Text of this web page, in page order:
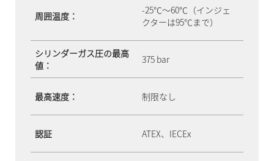
周囲温度：
-25℃～60℃（インジェ
クターは95℃まで）
シリンダーガス圧の最高
値：
375 bar
最高速度： 制限なし
認証 ATEX、IECEx